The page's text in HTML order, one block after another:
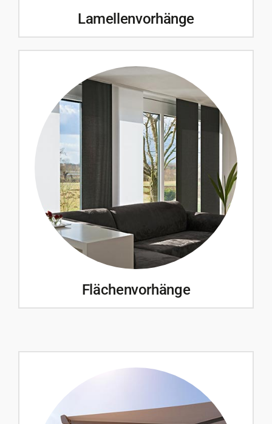
Lamellenvorhänge
Flächenvorhänge